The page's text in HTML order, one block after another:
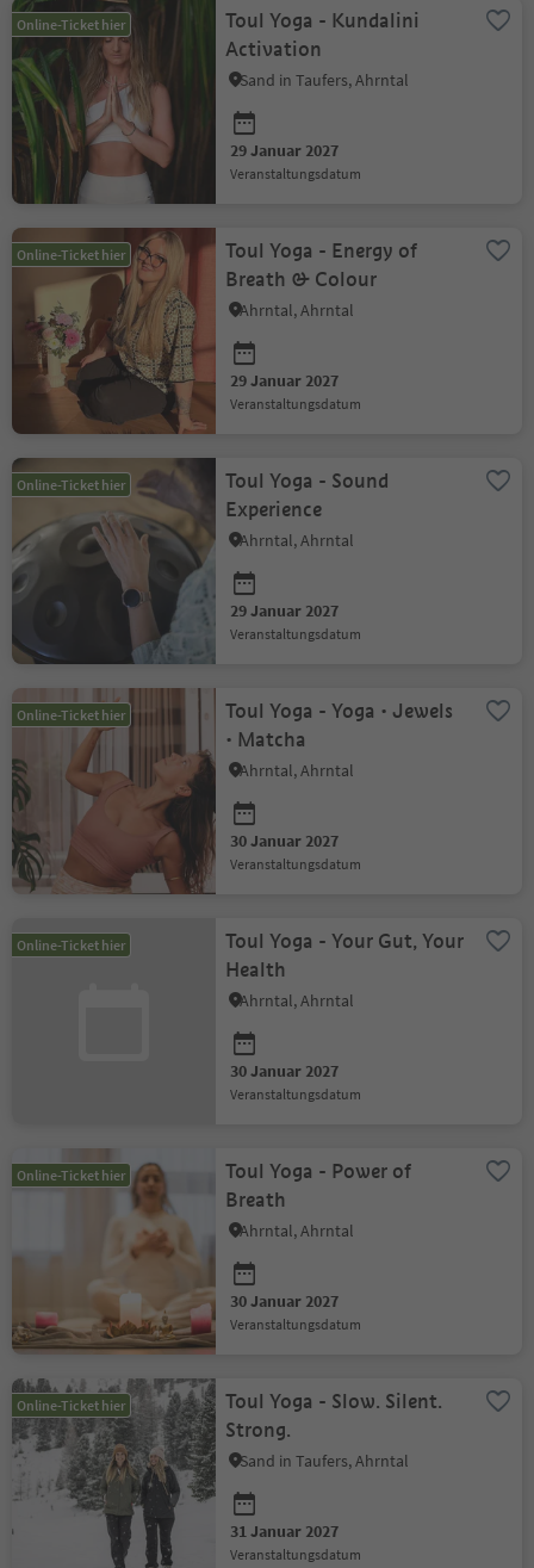
Online-Ticket hier
Toul Yoga - Kundalini
Activation
Sand in Taufers, Ahrntal
29 Januar 2027
Veranstaltungsdatum
Online-Ticket hier
Toul Yoga - Energy of
Breath & Colour
Ahrntal, Ahrntal
29 Januar 2027
Veranstaltungsdatum
Online-Ticket hier
Toul Yoga - Sound
Experience
Ahrntal, Ahrntal
29 Januar 2027
Veranstaltungsdatum
Online-Ticket hier
Toul Yoga - Yoga • Jewels
• Matcha
Ahrntal, Ahrntal
30 Januar 2027
Veranstaltungsdatum
Online-Ticket hier
Toul Yoga - Your Gut, Your
Health
Ahrntal, Ahrntal
30 Januar 2027
Veranstaltungsdatum
Online-Ticket hier
Toul Yoga - Power of
Breath
Ahrntal, Ahrntal
30 Januar 2027
Veranstaltungsdatum
Online-Ticket hier
Toul Yoga - Slow. Silent.
Strong.
Sand in Taufers, Ahrntal
31 Januar 2027
Veranstaltungsdatum